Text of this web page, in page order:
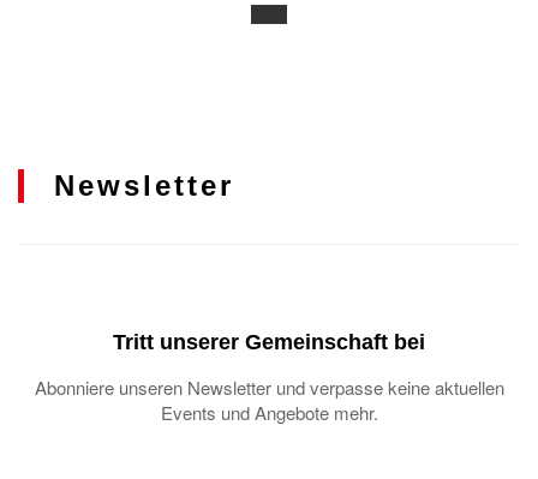
Newsletter
Tritt unserer Gemeinschaft bei
Abonniere unseren Newsletter und verpasse keine aktuellen
Events und Angebote mehr.